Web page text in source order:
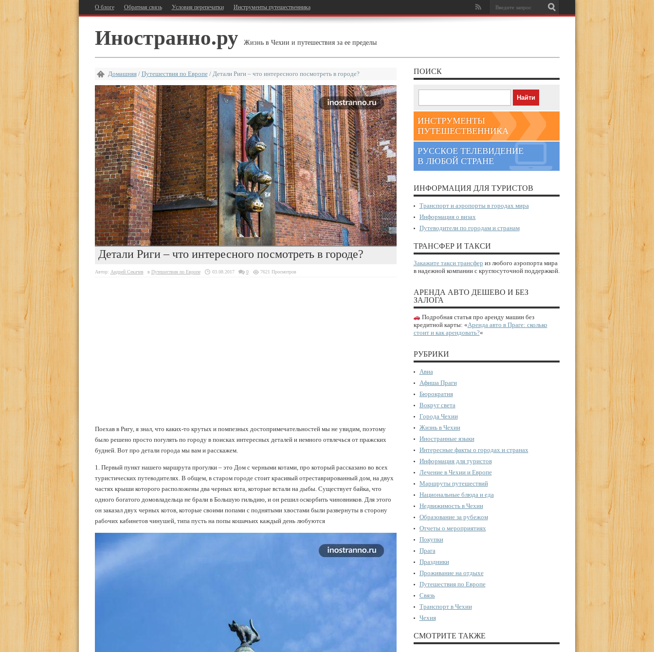
О блоге Обратная связь Условия перепечатки Инструменты путешественника
Иностранно.ру Жизнь в Чехии и путешествия за ее пределы
Домашняя/ Путешествия по Европе/ Детали Риги – что интересного посмотреть в городе?
Детали Риги – что интересного посмотреть в городе?
Автор: Андрей Секачев в Путешествия по Европе 03.08.2017 0 7621 Просмотров
Поехав в Ригу, я знал, что каких-то крутых и помпезных достопримечательностей мы не увидим, поэтому
было решено просто погулять по городу в поисках интересных деталей и немного отвлечься от пражских
будней. Вот про детали города мы вам и расскажем.
1. Первый пункт нашего маршрута прогулки – это Дом с черными котами, про который рассказано во всех
туристических путеводителях. В общем, в старом городе стоит красивый отреставрированный дом, на двух
частях крыши которого расположены два черных кота, которые встали на дыбы. Существует байка, что
одного богатого домовладельца не брали в Большую гильдию, и он решил оскорбить чиновников. Для этого
он заказал двух черных котов, которые своими попами с поднятыми хвостами были развернуты в сторону
рабочих кабинетов чинушей, типа пусть на попы кошачьих каждый день любуются
ПОИСК
ИНСТРУМЕНТЫ
ПУТЕШЕСТВЕННИКА
РУССКОЕ ТЕЛЕВИДЕНИЕ
В ЛЮБОЙ СТРАНЕ
ИНФОРМАЦИЯ ДЛЯ ТУРИСТОВ
Транспорт и аэропорты в городах мира
Информация о визах
Путеводители по городам и странам
ТРАНСФЕР И ТАКСИ
Закажите такси трансфер из любого аэропорта мира
в надежной компании с круглосуточной поддержкой.
АРЕНДА АВТО ДЕШЕВО И БЕЗ
ЗАЛОГА
Подробная статья про аренду машин без
кредитной карты: «Аренда авто в Праге: сколько
стоит и как арендовать?«
РУБРИКИ
Авиа
Афиша Праги
Бюрократия
Вокруг света
Города Чехии
Жизнь в Чехии
Иностранные языки
Интересные факты о городах и странах
Информация для туристов
Лечение в Чехии и Европе
Маршруты путешествий
Национальные блюда и еда
Недвижимость в Чехии
Образование за рубежом
Отчеты о мероприятиях
Покупки
Прага
Праздники
Проживание на отдыхе
Путешествия по Европе
Связь
Транспорт в Чехии
Чехия
СМОТРИТЕ ТАКЖЕ